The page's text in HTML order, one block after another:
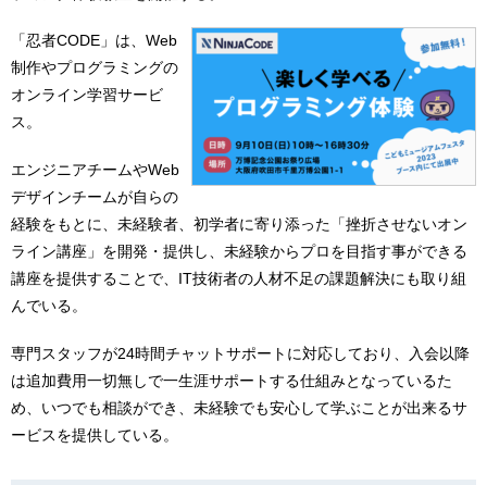
「忍者CODE」は、Web
制作やプログラミングの
オンライン学習サービ
ス。
エンジニアチームやWeb
デザインチームが自らの
経験をもとに、未経験者、初学者に寄り添った「挫折させないオン
ライン講座」を開発・提供し、未経験からプロを目指す事ができる
講座を提供することで、IT技術者の人材不足の課題解決にも取り組
んでいる。
専門スタッフが24時間チャットサポートに対応しており、入会以降
は追加費用一切無しで一生涯サポートする仕組みとなっているた
め、いつでも相談ができ、未経験でも安心して学ぶことが出来るサ
ービスを提供している。